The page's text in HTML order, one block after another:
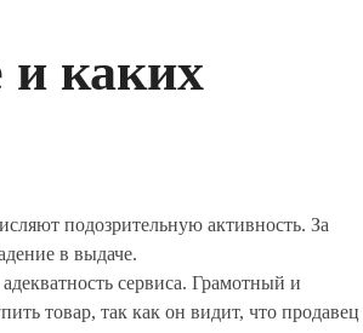
и каких
подозрительную активность. За
в выдаче.
сервиса. Грамотный и
товар, так как он видит, что продавец